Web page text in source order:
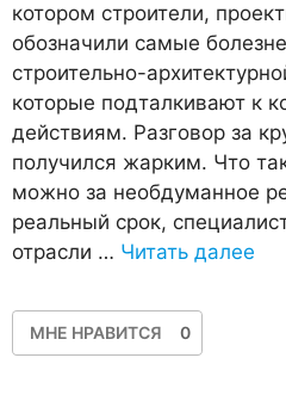
котором строители,
обозначили самые
строительно-
которые подталкивают к
действиям. Разговор за
получился жарким. Что
можно за необдуманное
реальный срок,
отрасли … Читать далее
МНЕ НРАВИТСЯ 0